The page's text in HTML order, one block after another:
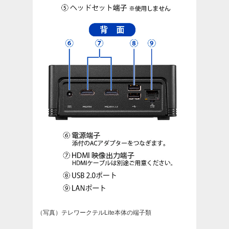
（写真）テレワークテルLite本体の端子類